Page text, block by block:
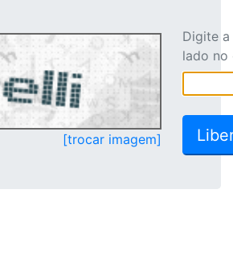
[trocar imagem]
Digite
lado no